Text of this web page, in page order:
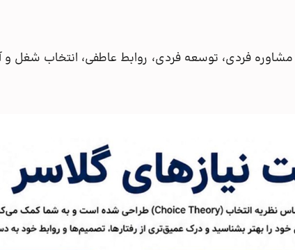
فردی، توسعه فردی، روابط عاطفی، انتخاب شغل و